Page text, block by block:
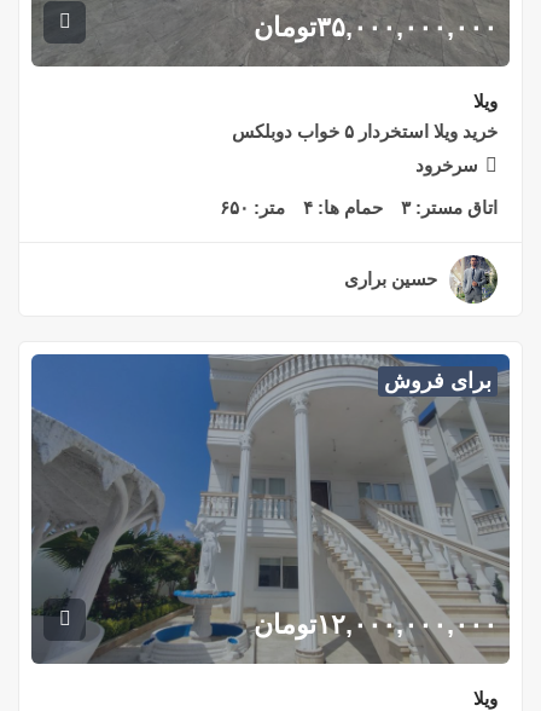
۳۵,۰۰۰,۰۰۰,۰۰۰تومان
ویلا
خرید ویلا استخردار ۵ خواب دوبلکس
سرخرود
اتاق مستر:۳ حمام ها: ۴ متر: ۶۵۰
حسین براری
برای فروش
۱۲,۰۰۰,۰۰۰,۰۰۰تومان
ویلا